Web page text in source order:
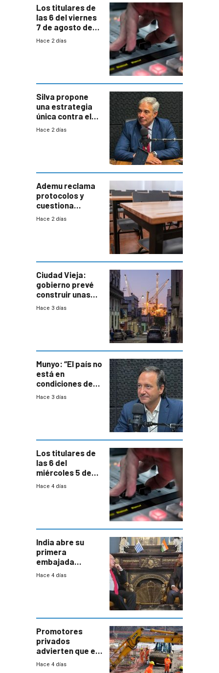
Los titulares de
las 6 del viernes
7 de agosto de
2026
Hace 2 días
Silva propone
una estrategia
única contra el
narcotráfico y
Hace 2 días
Ademu reclama
protocolos y
cuestiona
demora de
Hace 2 días
Ciudad Vieja:
gobierno prevé
construir unas
mil viviendas en
Hace 3 días
Munyo: “El país no
está en
condiciones de
enfrentar una
Hace 3 días
Los titulares de
las 6 del
miércoles 5 de
agosto de 2026
Hace 4 días
India abre su
primera
embajada
residente en
enorme
potencial
Hace 4 días
Promotores
privados
advierten que el
nuevo convenio
Hace 4 días